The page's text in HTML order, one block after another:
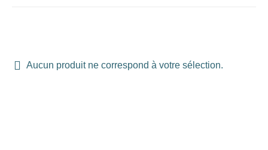
Aucun produit ne correspond à votre sélection.